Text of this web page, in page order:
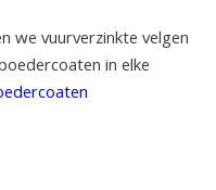
we vuurverzinkte velgen
in elke